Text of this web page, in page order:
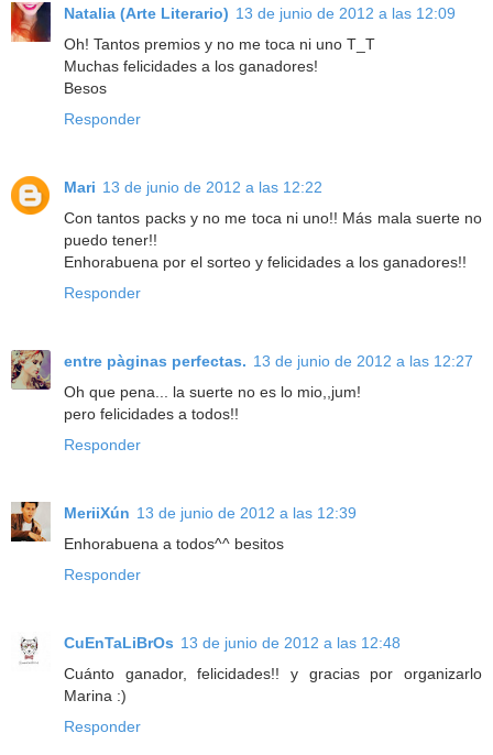
Natalia (Arte Literario) 13 de junio de 2012 a las 12:09
Oh! Tantos premios y no me toca ni uno T_T
Muchas felicidades a los ganadores!
Besos
Responder
Mari 13 de junio de 2012 a las 12:22
Con tantos packs y no me toca ni uno!! Más mala suerte no
puedo tener!!
Enhorabuena por el sorteo y felicidades a los ganadores!!
Responder
entre pàginas perfectas. 13 de junio de 2012 a las 12:27
Oh que pena... la suerte no es lo mio,,jum!
pero felicidades a todos!!
Responder
MeriiXún 13 de junio de 2012 a las 12:39
Enhorabuena a todos^^ besitos
Responder
CuEnTaLiBrOs 13 de junio de 2012 a las 12:48
Cuánto ganador, felicidades!! y gracias por organizarlo
Marina :)
Responder